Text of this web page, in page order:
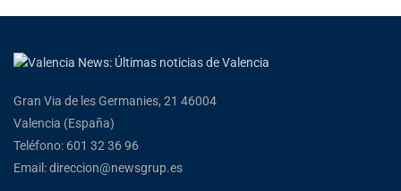
Gran Via de les Germanies, 21 46004
Valencia (España)
Teléfono: 601 32 36 96
Email: direccion@newsgrup.es